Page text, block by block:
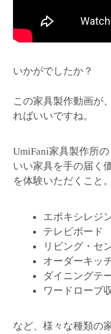
いかがでしたか？
この家具製作動画が
ればいいですね。
UmiFani家具製作所
いい家具を手の届く
を体験いただくこと。
エポキシレジ
テレビボード
リビング・セ
オーダーキッ
ダイニングテ
ワードローブ
など、様々な種類の